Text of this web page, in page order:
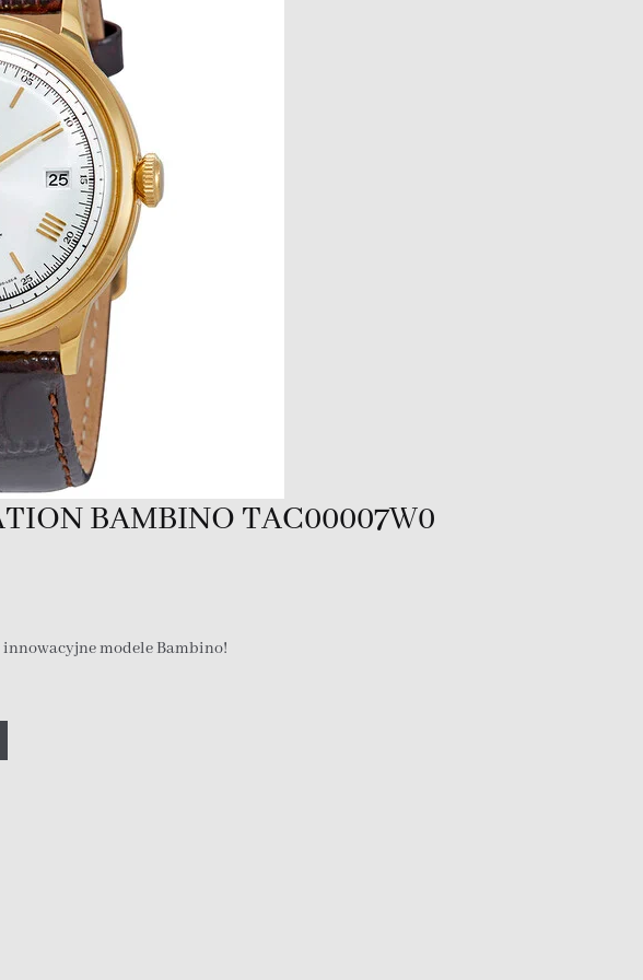
BAMBINO TAC00007W0
modele Bambino!